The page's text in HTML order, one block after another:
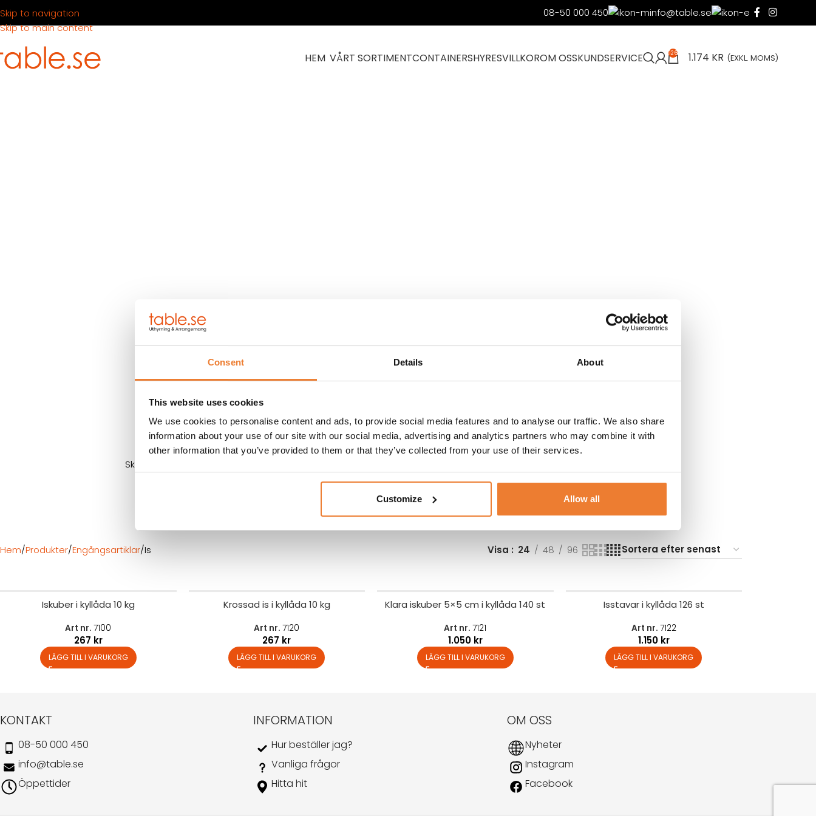
Consent Details About
This website uses cookies
We use cookies to personalise content and ads, to provide social media features and to analyse our traffic. We also share
information about your use of our site with our social media, advertising and analytics partners who may combine it with
other information that you’ve provided to them or that they’ve collected from your use of their services.
Customize Allow all
Skip to navigation
Skip to main content
08-50 000 450 info@table.se
HEM VÅRT SORTIMENTCONTAINERSHYRESVILLKOROM OSSKUNDSERVICE 126 1.174 KR (EXKL. MOMS)
Köp is till evenemang & fest
Ska du anordna ett evenemang där du behöver is i större mängder i en förpackning med inbyggd kylfunktion?
Vår låda med is håller upp till 24 timmar och uppfyller samma funktion som frigolitlådor.
Hem Produkter Engångsartiklar Is Visa 24 48 96
Iskuber i kyllåda 10 kg
Art nr.7100
267 kr
LÄGG TILL I VARUKORG
Krossad is i kyllåda 10 kg
Art nr.7120
267 kr
LÄGG TILL I VARUKORG
Klara iskuber 5×5 cm i kyllåda 140 st
Art nr.7121
1.050 kr
LÄGG TILL I VARUKORG
Isstavar i kyllåda 126 st
Art nr. 7122
1.150 kr
LÄGG TILL I VARUKORG
KONTAKT
08-50 000 450
info@table.se
Öppettider
INFORMATION
Hur beställer jag?
Vanliga frågor
Hitta hit
OM OSS
Nyheter
Instagram
Facebook